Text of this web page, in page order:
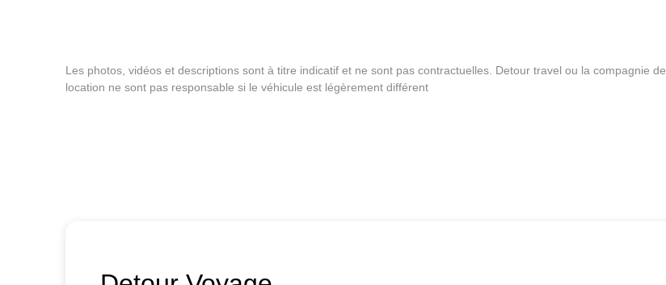
Les photos, vidéos et descriptions sont à titre indicatif et ne sont pas contractuelles. Detour travel ou la compagnie de
location ne sont pas responsable si le véhicule est légèrement différent